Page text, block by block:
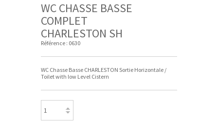
WC CHASSE BASSE
COMPLET
CHARLESTON SH
Référence : 0630
WC Chasse Basse CHARLESTON Sortie Horizontale /
Toilet with low Level Cistern